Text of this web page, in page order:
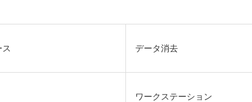
データ消去
ワークステーション